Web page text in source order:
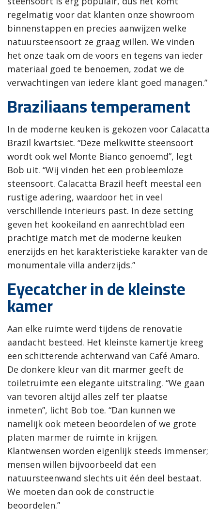
regelmatig voor dat klanten onze showroom
binnenstappen en precies aanwijzen welke
natuursteensoort ze graag willen. We vinden
het onze taak om de voors en tegens van ieder
materiaal goed te benoemen, zodat we de
verwachtingen van iedere klant goed managen.”
Braziliaans temperament
In de moderne keuken is gekozen voor Calacatta
Brazil kwartsiet. “Deze melkwitte steensoort
wordt ook wel Monte Bianco genoemd”, legt
Bob uit. “Wij vinden het een probleemloze
steensoort. Calacatta Brazil heeft meestal een
rustige adering, waardoor het in veel
verschillende interieurs past. In deze setting
geven het kookeiland en aanrechtblad een
prachtige match met de moderne keuken
enerzijds en het karakteristieke karakter van de
monumentale villa anderzijds.”
Eyecatcher in de kleinste
kamer
Aan elke ruimte werd tijdens de renovatie
aandacht besteed. Het kleinste kamertje kreeg
een schitterende achterwand van Café Amaro.
De donkere kleur van dit marmer geeft de
toiletruimte een elegante uitstraling. “We gaan
van tevoren altijd alles zelf ter plaatse
inmeten”, licht Bob toe. “Dan kunnen we
namelijk ook meteen beoordelen of we grote
platen marmer de ruimte in krijgen.
Klantwensen worden eigenlijk steeds immenser;
mensen willen bijvoorbeeld dat een
natuursteenwand slechts uit één deel bestaat.
We moeten dan ook de constructie
beoordelen.”